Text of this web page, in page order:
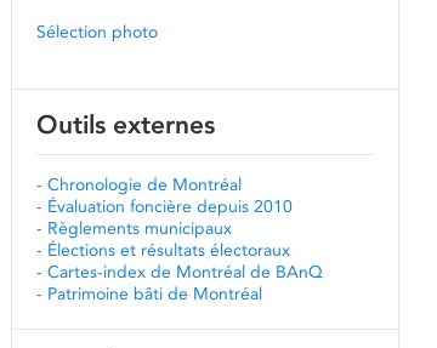
Sélection photo
Outils externes
- Chronologie de Montréal
- Évaluation foncière depuis 2010
- Règlements municipaux
- Élections et résultats électoraux
- Cartes-index de Montréal de BAnQ
- Patrimoine bâti de Montréal